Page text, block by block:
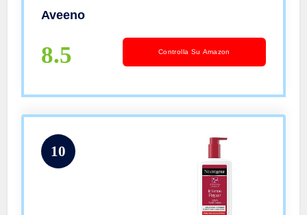
Aveeno
8.5 Controlla Su Amazon
10